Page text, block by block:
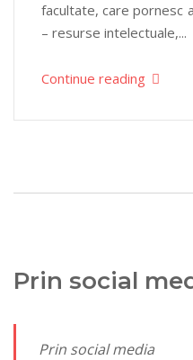
facultate, care pornesc
– resurse intelectuale,...
Continue reading
Prin social
Prin social media